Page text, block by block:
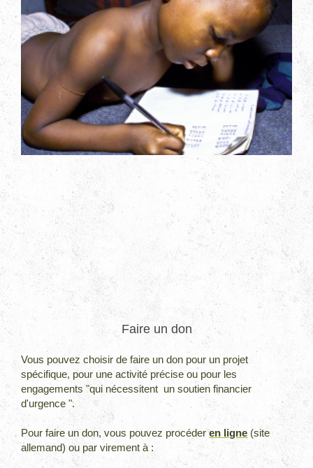
Faire un don
Vous pouvez choisir de faire un don pour un projet
spécifique, pour une activité précise ou pour les
engagements "qui nécessitent un soutien financier
d'urgence ".
Pour faire un don, vous pouvez procéder en ligne (site
allemand) ou par virement à :